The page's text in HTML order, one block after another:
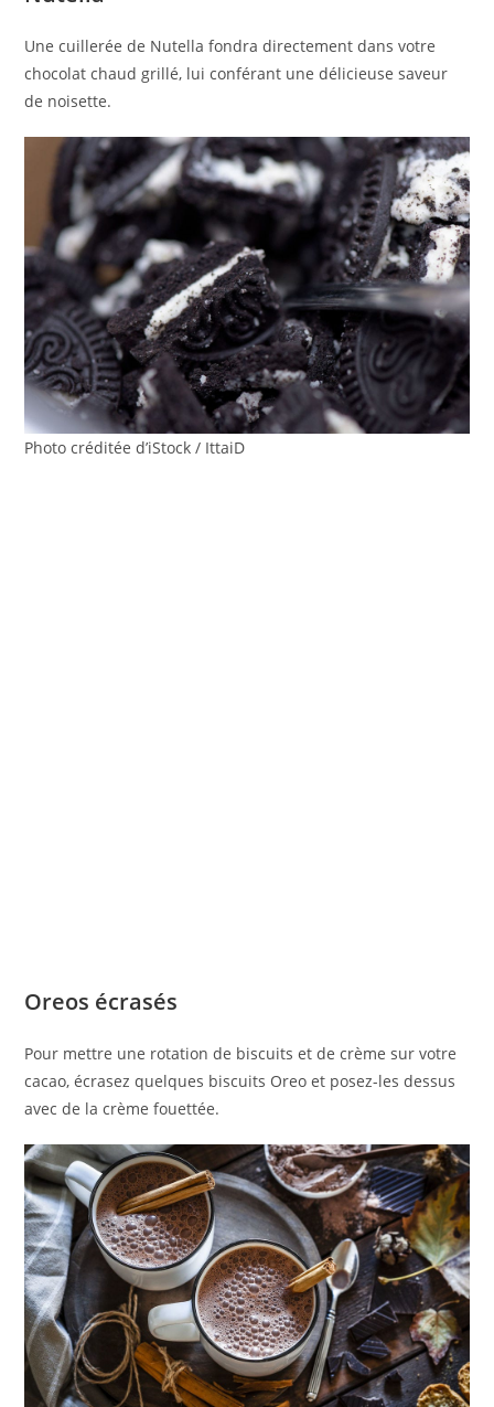
Une cuillerée de Nutella fondra directement dans votre
chocolat chaud grillé, lui conférant une délicieuse saveur
de noisette.
Photo créditée d’iStock / IttaiD
Oreos écrasés
Pour mettre une rotation de biscuits et de crème sur votre
cacao, écrasez quelques biscuits Oreo et posez-les dessus
avec de la crème fouettée.